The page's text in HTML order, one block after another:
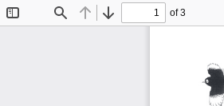
Find Previous
Next
of 3